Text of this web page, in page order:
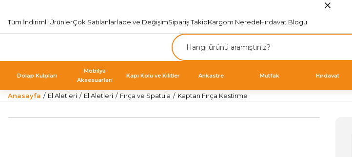
Tüm İndirimli ÜrünlerÇok Satılanlarİade ve DeğişimSipariş TakipKargom NeredeHırdavat Blogu
Dolap Kulpları
Mobilya
Aksesuarları
Kapı Kolu ve Kilitler Ankastre Mutfak Hırdavat
Anasayfa El Aletleri El Aletleri Fırça ve Spatula Kaptan Fırça Kestirme